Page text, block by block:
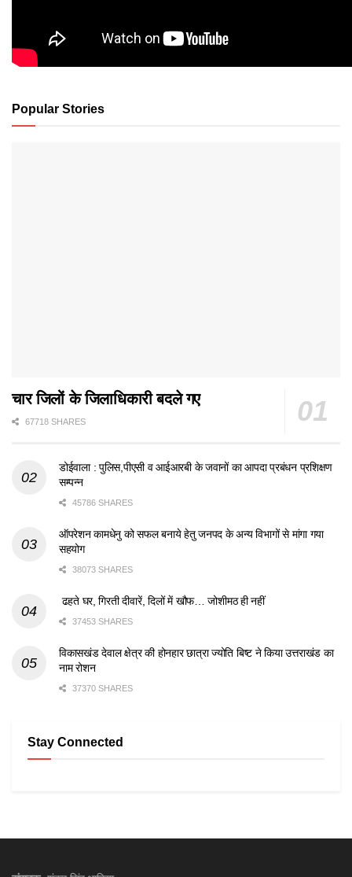
Popular Stories
चार जिलों के जिलाधिकारी बदले गए
67718 SHARES
डोईवाला : पुलिस,पीएसी व आईआरबी के जवानों का आपदा प्रबंधन प्रशिक्षण
सम्पन्न
45786 SHARES
ऑपरेशन कामधेनु को सफल बनाये हेतु जनपद के अन्य विभागों से मांगा गया
सहयोग
38073 SHARES
ढहते घर, गिरती दीवारें, दिलों में खौफ… जोशीमठ ही नहीं
37453 SHARES
विकासखंड देवाल क्षेत्र की होनहार छात्रा ज्योति बिष्ट ने किया उत्तराखंड का
नाम रोशन
37370 SHARES
Stay Connected